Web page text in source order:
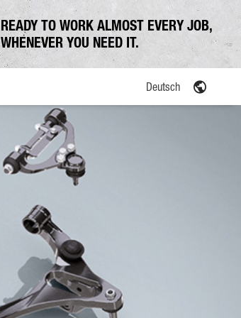
READY TO WORK ALMOST EVERY JOB,
WHENEVER YOU NEED IT.
Deutsch